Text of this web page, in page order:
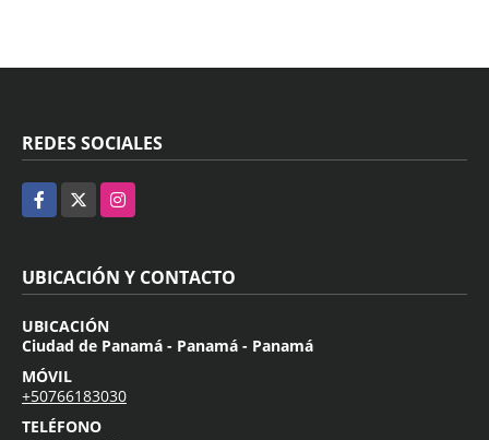
REDES SOCIALES
Facebook Instagram
UBICACIÓN Y CONTACTO
UBICACIÓN
Ciudad de Panamá - Panamá - Panamá
MÓVIL
+50766183030
TELÉFONO